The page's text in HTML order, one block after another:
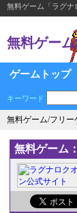
無料ゲーム「ラグ
無料ゲー
ゲームトップ
キーワード
無料ゲーム/フリー
無料ゲーム